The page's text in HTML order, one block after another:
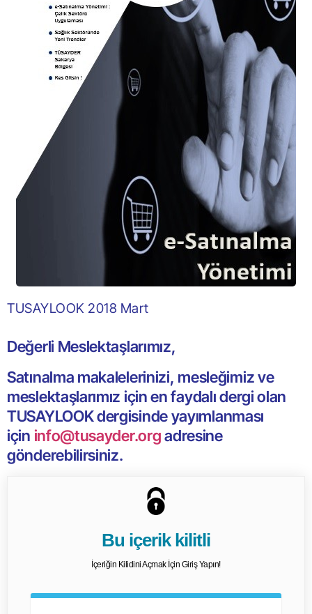
TUSAYLOOK 2018 Mart
Değerli Meslektaşlarımız,
Satınalma makalelerinizi, mesleğimiz ve
meslektaşlarımız için en faydalı dergi olan
TUSAYLOOK dergisinde yayımlanması
için info@tusayder.orgadresine
gönderebilirsiniz.
Bu içerik kilitli
İçeriğin Kilidini Açmak İçin Giriş Yapın!